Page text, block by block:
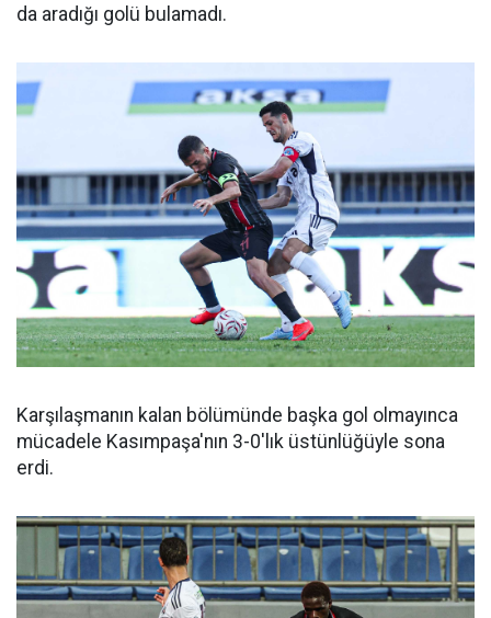
da aradığı golü bulamadı.
Karşılaşmanın kalan bölümünde başka gol olmayınca
mücadele Kasımpaşa'nın 3-0'lık üstünlüğüyle sona
erdi.